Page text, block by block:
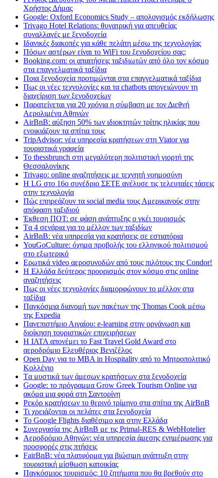
Χρήστος Δήμας
Google: Oxford Economics Study – απολογισμός εκδήλωσης
Trivago Hotel Relations: θυγατρική για απευθείας
συναλλαγές με ξενοδοχεία
Iδανικές διακοπές για κάθε πελάτη μέσω της τεχνολογίας
Πόσων αστέρων είναι το WiFi του ξενοδοχείου σας;
Booking.com: οι απαιτήσεις ταξιδιωτών από όλο τον κόσμο
στα επαγγελματικά ταξίδια
Ποια ξενοδοχεία προτιμώνται στα επαγγελματικά ταξίδια
Πως οι νέες τεχνολογίες και τα chatbots απογειώνουν τη
διαχείριση των ξενοδοχείων
Παρατείνεται για 20 χρόνια η σύμβαση με τον Διεθνή
Αερολιμένα Αθηνών
AirBnB: αύξηση 50% των ιδιοκτητών τρίτης ηλικίας που
ενοικιάζουν τα σπίτια τους
TripAdvisor: νέα υπηρεσία κρατήσεων στη Viator για
τουριστικά γραφεία
Το thessbrunch στη μεγαλύτερη πολιτιστική γιορτή της
Θεσσαλονίκης
Trivago: online αναζητήσεις με τεχνητή νοημοσύνη
H LG στο 16ο συνέδριο ΣΕΤΕ ανέλυσε τις τελευταίες τάσεις
στην τεχνολογία
Πώς επηρεάζουν τα social media τους Αμερικανούς στην
απόφαση ταξιδιού
Έκθεση ΠΟΤ: σε φάση ανάπτυξης ο γκέι τουρισμός
Tα 4 σενάρια για το μέλλον των ταξιδίων
AirBnB: νέα υπηρεσία για κρατήσεις σε εστιατόρια
YouGoCulture: όχημα προβολής του ελληνικού πολιτισμού
στο εξωτερικό
Eρωτικά video αεροσυνοδών από τους πιλότους της Condor!
Η Ελλάδα δεύτερος προορισμός στον κόσμο στις online
αναζητήσεις
Πως οι νέες τεχνολογίες διαμορφώνουν το μέλλον στα
ταξίδια
Παγκόσμια διανομή των πακέτων της Thomas Cook μέσω
της Expedia
Πανεπιστήμιο Αιγαίου: e-learning στην οργάνωση και
διοίκηση τουριστικών επιχειρήσεων
Η IATA απονέμει το Fast Travel Gold Award στο
αεροδρόμιο Ελευθέριος Βενιζέλος
Open Day για το MBA in Hospitality από το Μητροπολιτικό
Κολλέγιο
Tα μυστικά των άμεσων κρατήσεων στα ξενοδοχεία
Google: το πρόγραμμα Grow Greek Tourism Online για
ακόμα μια φορά στη Σαντορίνη
Ρεκόρ κρατήσεων το θερινό τρίμηνο στα σπίτια της AirBnB
Τι χρειάζονται οι πελάτες στα ξενοδοχεία
Το Google Flights διαθέσιμο και στην Ελλάδα
Συνεργασία​ ​της​ ​AirBnB​ ​με​ ​τις​ ​Primal-RES​ ​&​ ​WebHotelier
Aεροδρόμιο Αθηνών: νέα υπηρεσία άμεσης ενημέρωσης για
προσφορές στις πτήσεις
FairBnB: νέα πλατφόρμα για βιώσιμη ανάπτυξη στην
τουριστική μίσθωση κατοικίας
Παγκόσμιος τουρισμός: 10 ζητήματα που θα βρεθούν στο